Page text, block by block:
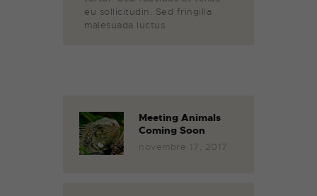
eu sollicitudin. Sed fringilla
malesuada luctus.
Meeting Animals
Coming Soon
novembre 17, 2017